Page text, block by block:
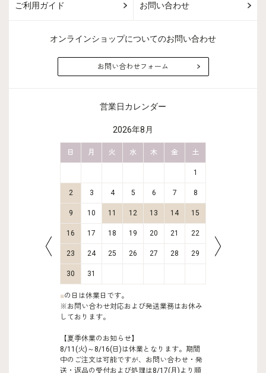
ご利用ガイド お問い合わせ
オンラインショップについてのお問い合わせ
お問い合わせフォーム
営業日カレンダー
2026年8月
日 月 火 水 木 金 土
1
2 3 4 5 6 7 8
9 10 11 12 13 14 15
16 17 18 19 20 21 22
23 24 25 26 27 28 29
30 31
■の日は休業日です。
※お問い合わせ対応および発送業務はお休み
しております。
【夏季休業のお知らせ】
8/11(火)～8/16(日)は休業となります。期間
中のご注文は可能ですが、お問い合わせ・発
送・返品の受付および処理は8/17(月)より順